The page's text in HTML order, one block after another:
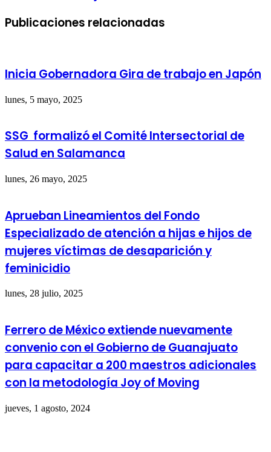
Publicaciones relacionadas
Inicia Gobernadora Gira de trabajo en Japón
lunes, 5 mayo, 2025
SSG formalizó el Comité Intersectorial de
Salud en Salamanca
lunes, 26 mayo, 2025
Aprueban Lineamientos del Fondo
Especializado de atención a hijas e hijos de
mujeres víctimas de desaparición y
feminicidio
lunes, 28 julio, 2025
Ferrero de México extiende nuevamente
convenio con el Gobierno de Guanajuato
para capacitar a 200 maestros adicionales
con la metodología Joy of Moving
jueves, 1 agosto, 2024